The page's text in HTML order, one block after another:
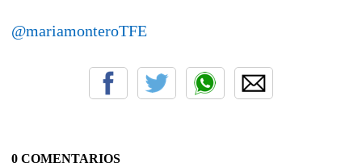
@mariamonteroTFE
0 COMENTARIOS